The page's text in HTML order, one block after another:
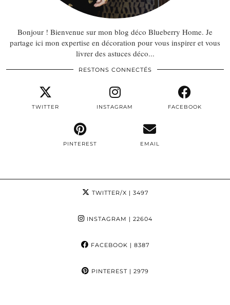
Bonjour ! Bienvenue sur mon blog déco Blueberry Home. Je
partage ici mon expertise en décoration pour vous inspirer et vous
livrer des astuces déco...
RESTONS CONNECTÉS
TWITTER INSTAGRAM FACEBOOK
PINTEREST EMAIL
TWITTER/X | 3497
INSTAGRAM | 22604
FACEBOOK | 8387
PINTEREST| 2979